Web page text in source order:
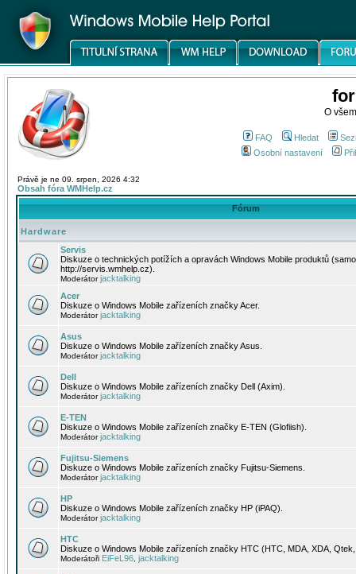
O
FAQ Hledat
Osobní nastavení
Právě je ne 09. srpen, 2026 4:32
Obsah fóra WMHelp.cz
Fórum
Hardware
Servis
Diskuze o technických potížích a opravách Windows Mobile produktů
http://servis.wmhelp.cz).
Moderátorjacktalking
Acer
Diskuze o Windows Mobile zařízeních značky Acer.
Moderátorjacktalking
Asus
Diskuze o Windows Mobile zařízeních značky Asus.
Moderátorjacktalking
Dell
Diskuze o Windows Mobile zařízeních značky Dell (Axim).
Moderátorjacktalking
E-TEN
Diskuze o Windows Mobile zařízeních značky E-TEN (Glofiish).
Moderátorjacktalking
Fujitsu-Siemens
Diskuze o Windows Mobile zařízeních značky Fujitsu-Siemens.
Moderátorjacktalking
HP
Diskuze o Windows Mobile zařízeních značky HP (iPAQ).
Moderátorjacktalking
HTC
Diskuze o Windows Mobile zařízeních značky HTC (HTC, MDA, XDA,
Moderátoři EiFeL96 jacktalking